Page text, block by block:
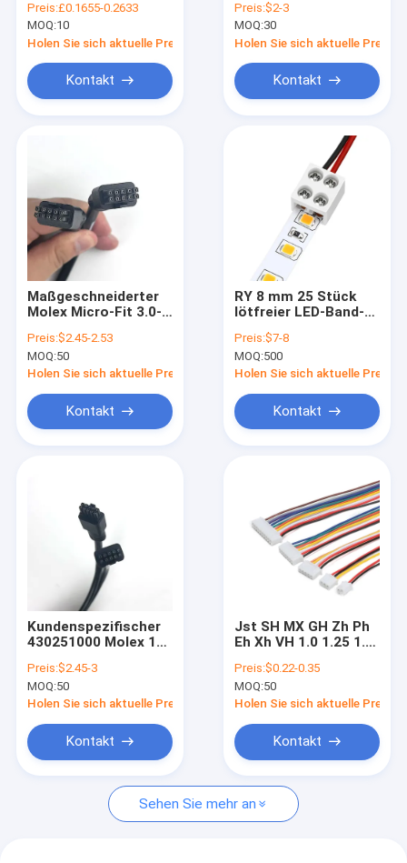
Videos
Über uns
Fabrik-Ausflug
Nachrichten
Fälle
Fordern Sie ein Zitat
2.54mm Abstand 2pin
3pin 4pin 5pin 6pin
7pin 8pin
Steckverbinder
Preis:£0.1655-0.2633
MOQ:10
Holen Sie sich aktuelle Preis
Kontakt
Hsd4p Männlich und
weiblich Verbindung
RF
Hochfrequenzkoaxiale
Spirale Video-Kabel
Preis:$2-3
MOQ:30
Holen Sie sich aktuelle Preis
Kontakt
Maßgeschneiderter
Molex Micro-Fit 3.0-
Rastermaß, 10
Schaltkreise, 2-
reihiger, gerader
geformter
Kabelbaum
Preis:$2.45-2.53
MOQ:50
Holen Sie sich aktuelle Preis
Kontakt
RY 8 mm 25 Stück
lötfreier LED-Band-
poliger
Schraubklemmenblock-
Anschluss, LED-
Streifenlichter
Preis:$7-8
MOQ:500
Holen Sie sich aktuelle Preis
Kontakt
Kundenspezifischer
430251000 Molex 10-
Micro Fit 3.0 Stecker
auf Stecker, gerader
Crimp-Stecker,
Kabelanschluss,
Kabelbaum
Preis:$2.45-3
MOQ:50
Holen Sie sich aktuelle Preis
Kontakt
Jst SH MX GH Zh Ph
Eh Xh VH 1.0 1.25 1.5
Pitch Connector
Harness und
Kabelmontage
Preis:$0.22-0.35
MOQ:50
Holen Sie sich aktuelle Preis
Kontakt
Sehen Sie mehr an